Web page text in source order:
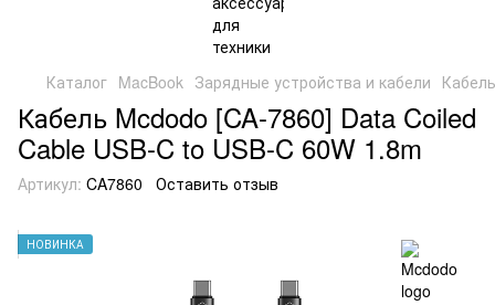
Каталог MacBook Зарядные устройства и кабели
Кабель Mcdodo [CA-7860] Data Coiled
Cable USB-C to USB-C 60W 1.8m
Артикул: CA7860 Оставить отзыв
НОВИНКА